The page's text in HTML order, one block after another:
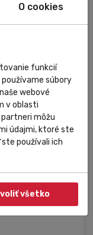
O cookies
funkcií
súbory
webové
v oblasti
môžu
údajmi, ktoré ste
používali ich
všetko